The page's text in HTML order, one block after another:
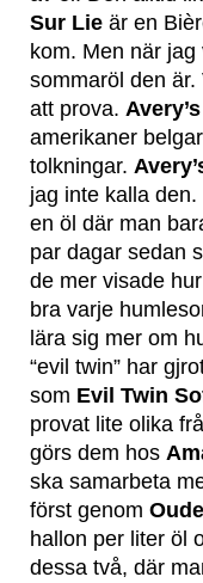
Sur Lie är en
kom. Men när
sommaröl den
att prova.
amerikaner
tolkningar.
jag inte kalla den.
en öl där man
par dagar sedan
de mer visade
bra varje
lära sig mer om
“evil twin” har
som Evil Twin
provat lite olika
görs dem hos
ska samarbeta
först genom
hallon per liter öl
dessa två, där